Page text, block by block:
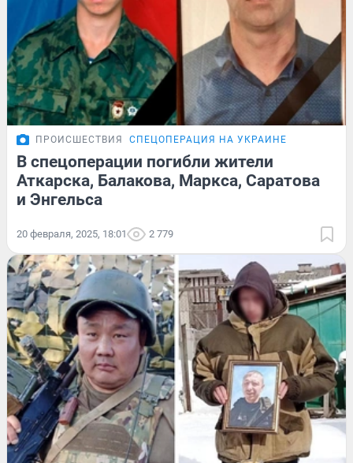
ПРОИСШЕСТВИЯ СПЕЦОПЕРАЦИЯ НА УКРАИНЕ
В спецоперации погибли жители
Аткарска, Балакова, Маркса, Саратова
и Энгельса
20 февраля, 2025, 18:01 2 779